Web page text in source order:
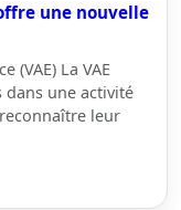
une nouvelle
(VAE) La VAE
dans une activité
leur